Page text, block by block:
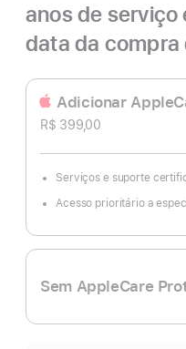
anos de
data da compra
Adicionar
R$ 399,00
Serviços e suporte
Acesso prioritário a
Sem AppleCare